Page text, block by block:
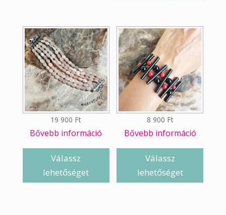
19 900 Ft
Bővebb információ
Válassz
lehetőséget
8 900 Ft
Bővebb információ
Válassz
lehetőséget